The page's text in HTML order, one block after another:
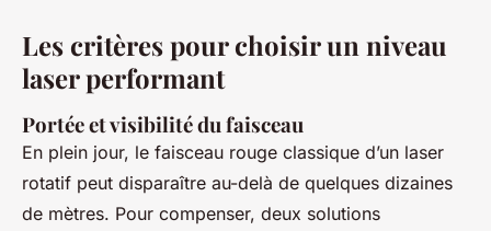
Les critères pour choisir un niveau
laser performant
Portée et visibilité du faisceau
En plein jour, le faisceau rouge classique d’un laser
rotatif peut disparaître au-delà de quelques dizaines
de mètres. Pour compenser, deux solutions